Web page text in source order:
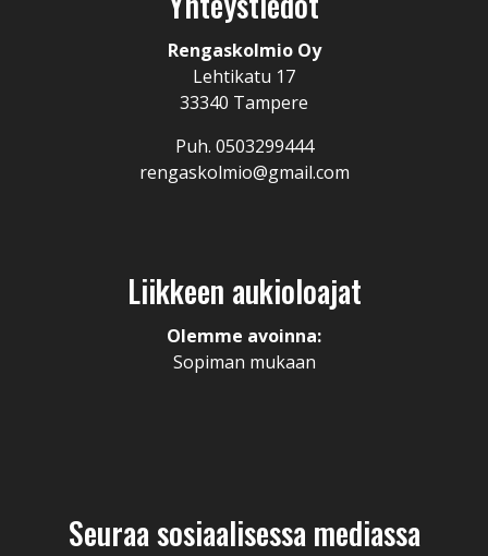
Rengaskolmio Oy
Lehtikatu 17
33340 Tampere
Puh. 0503299444
rengaskolmio@gmail.com
Liikkeen aukioloajat
Olemme avoinna:
Sopiman mukaan
Seuraa sosiaalisessa mediassa